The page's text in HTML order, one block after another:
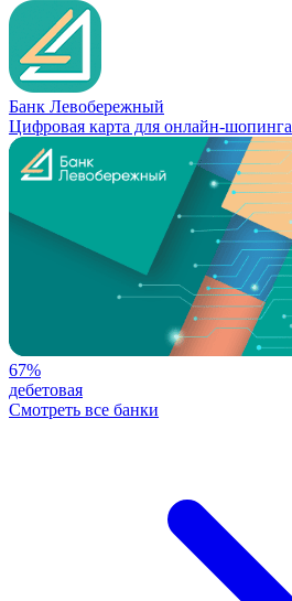
Банк Левобережный
Цифровая карта для онлайн-шопинга
67%
дебетовая
Смотреть все банки